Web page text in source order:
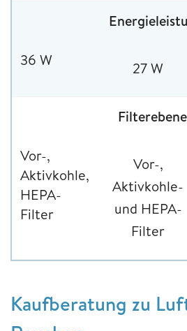
36 W 27 W
Vor-,
Aktivkohle,
HEPA-
Filter
Vor-,
Aktivkohle-
und HEPA-
Filter
Kaufberatung zu